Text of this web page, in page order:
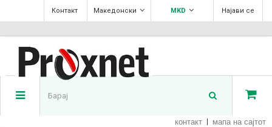
Најави се
MKD
Македонски
Контакт
контакт мапа на сајтот